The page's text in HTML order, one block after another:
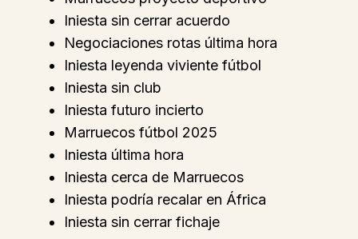
Iniesta sin cerrar acuerdo
Negociaciones rotas última hora
Iniesta leyenda viviente fútbol
Iniesta sin club
Iniesta futuro incierto
Marruecos fútbol 2025
Iniesta última hora
Iniesta cerca de Marruecos
Iniesta podría recalar en África
Iniesta sin cerrar fichaje